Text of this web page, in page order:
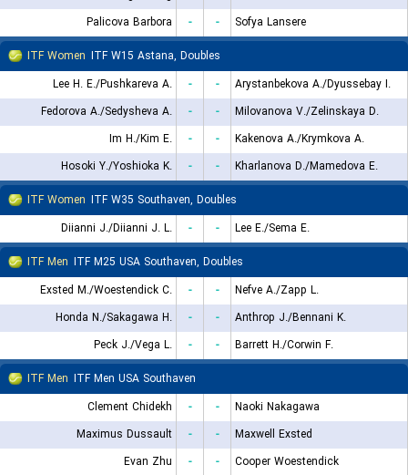
Palicova Barbora
- -
Sofya Lansere
ITF Women ITF W15 Astana, Doubles
Lee H. E./Pushkareva A.
- -
Arystanbekova A./Dyussebay I.
Fedorova A./Sedysheva A.
- -
Milovanova V./Zelinskaya D.
Im H./Kim E.
- -
Kakenova A./Krymkova A.
Hosoki Y./Yoshioka K.
- -
Kharlanova D./Mamedova E.
ITF Women ITF W35 Southaven, Doubles
Diianni J./Diianni J. L.
- -
Lee E./Sema E.
ITF Men ITF M25 USA Southaven, Doubles
Exsted M./Woestendick C.
- -
Nefve A./Zapp L.
Honda N./Sakagawa H.
- -
Anthrop J./Bennani K.
Peck J./Vega L.
- -
Barrett H./Corwin F.
ITF Men ITF Men USA Southaven
Clement Chidekh
- -
Naoki Nakagawa
Maximus Dussault
- -
Maxwell Exsted
Evan Zhu
- -
Cooper Woestendick